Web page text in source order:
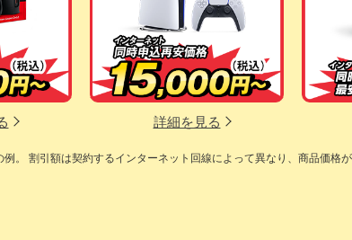
詳細を見る
。 割引額は契約するインターネット回線によって異なり、商品価格